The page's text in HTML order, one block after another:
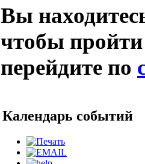
Вы
чтобы
перейдите по
Календарь событий